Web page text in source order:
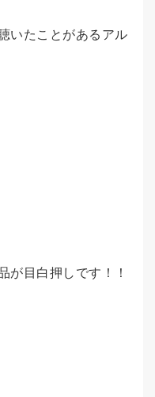
いたことがあるアル
が目白押しです！！